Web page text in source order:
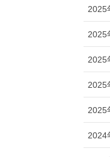
2025
2025
2025
2025
2025
2024